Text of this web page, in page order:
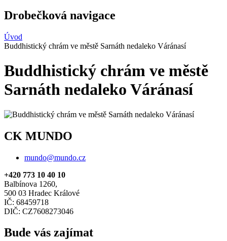
Drobečková navigace
Úvod
Buddhistický chrám ve městě Sarnáth nedaleko Váránasí
Buddhistický chrám ve městě
Sarnáth nedaleko Váránasí
CK MUNDO
mundo@mundo.cz
+420 773 10 40 10
Balbínova 1260,
500 03 Hradec Králové
IČ: 68459718
DIČ: CZ7608273046
Bude vás zajímat